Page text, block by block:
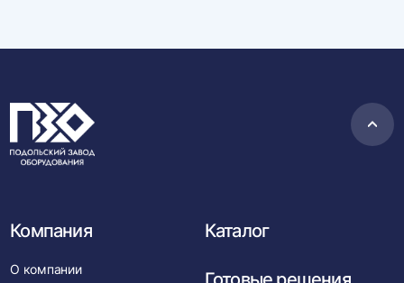
в
Компания
О компании
Каталог